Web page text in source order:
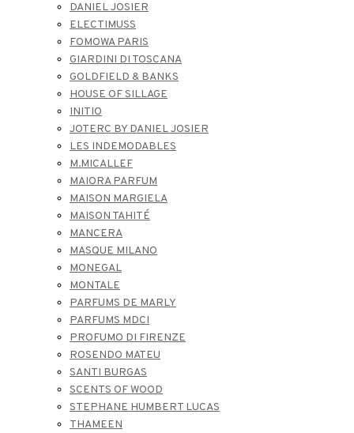
DANIEL JOSIER
ELECTIMUSS
FOMOWA PARIS
GIARDINI DI TOSCANA
GOLDFIELD & BANKS
HOUSE OF SILLAGE
INITIO
JOTERC BY DANIEL JOSIER
LES INDEMODABLES
M.MICALLEF
MAIORA PARFUM
MAISON MARGIELA
MAISON TAHITÉ
MANCERA
MASQUE MILANO
MONEGAL
MONTALE
PARFUMS DE MARLY
PARFUMS MDCI
PROFUMO DI FIRENZE
ROSENDO MATEU
SANTI BURGAS
SCENTS OF WOOD
STEPHANE HUMBERT LUCAS
THAMEEN